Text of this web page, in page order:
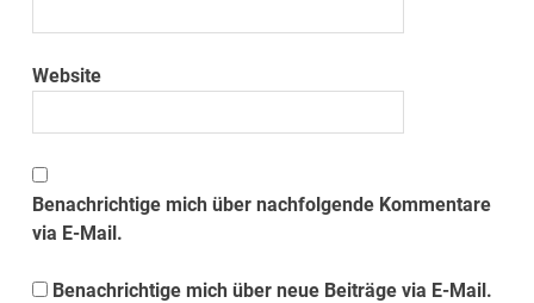
Website
Benachrichtige mich über nachfolgende Kommentare
via E-Mail.
Benachrichtige mich über neue Beiträge via E-Mail.